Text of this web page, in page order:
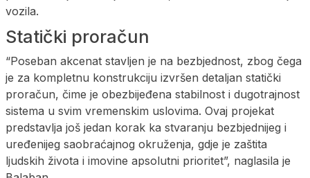
vozila.
Statički proračun
“Poseban akcenat stavljen je na bezbjednost, zbog čega
je za kompletnu konstrukciju izvršen detaljan statički
proračun, čime je obezbijeđena stabilnost i dugotrajnost
sistema u svim vremenskim uslovima. Ovaj projekat
predstavlja još jedan korak ka stvaranju bezbjednijeg i
uređenijeg saobraćajnog okruženja, gdje je zaštita
ljudskih života i imovine apsolutni prioritet”, naglasila je